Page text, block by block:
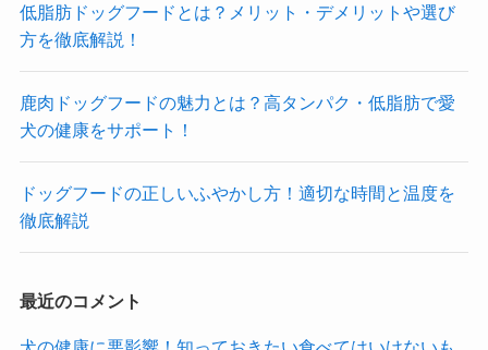
低脂肪ドッグフードとは？メリット・デメリットや選び
方を徹底解説！
鹿肉ドッグフードの魅力とは？高タンパク・低脂肪で愛
犬の健康をサポート！
ドッグフードの正しいふやかし方！適切な時間と温度を
徹底解説
最近のコメント